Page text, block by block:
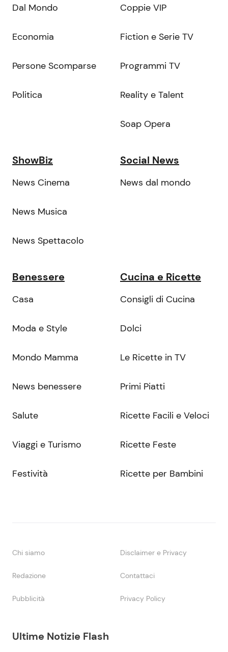
Ultime Notizie Flash
Dal Mondo
Economia
Persone Scomparse
Politica
Coppie VIP
Fiction e Serie TV
Programmi TV
Reality e Talent
Soap Opera
ShowBiz
News Cinema
News Musica
News Spettacolo
Social News
News dal mondo
Benessere
Casa
Moda e Style
Mondo Mamma
News benessere
Salute
Viaggi e Turismo
Festività
Cucina e Ricette
Consigli di Cucina
Dolci
Le Ricette in TV
Primi Piatti
Ricette Facili e Veloci
Ricette Feste
Ricette per Bambini
Chi siamo Disclaimer e Privacy
Redazione Contattaci
Pubblicità Privacy Policy